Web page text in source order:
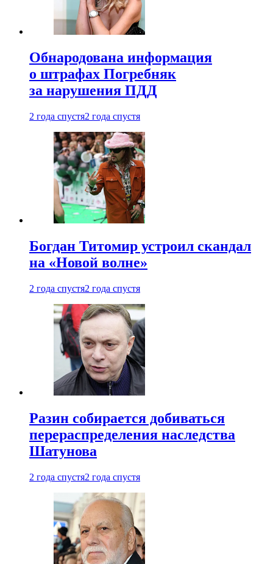
Обнародована информация
о штрафах Погребняк
за нарушения ПДД
2 года спустя2 года спустя
Богдан Титомир устроил скандал
на «Новой волне»
2 года спустя2 года спустя
Разин собирается добиваться
перераспределения наследства
Шатунова
2 года спустя2 года спустя